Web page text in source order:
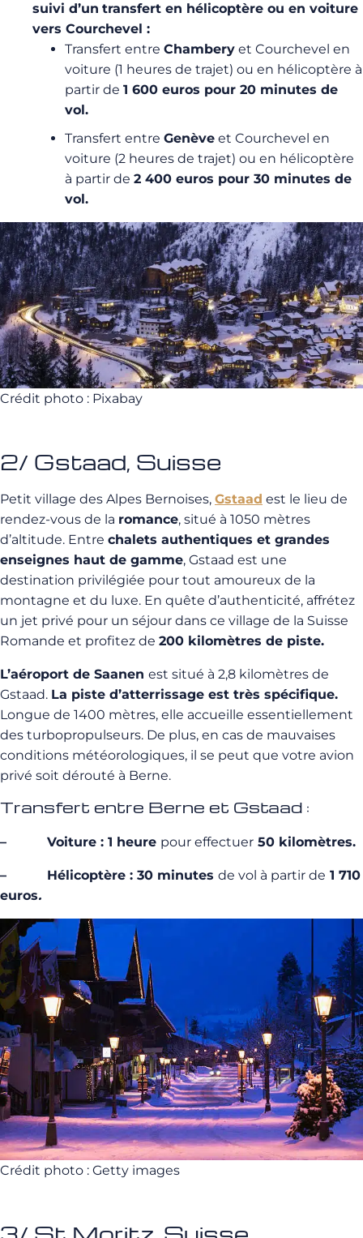
suivi d’un transfert en hélicoptère ou en voiture
vers Courchevel :
Transfert entre Chambery et Courchevel en
voiture (1 heures de trajet) ou en hélicoptère à
partir de 1 600 euros pour 20 minutes de
vol.
Transfert entre Genève et Courchevel en
voiture (2 heures de trajet) ou en hélicoptère
à partir de 2 400 euros pour 30 minutes de
vol.
Crédit photo : Pixabay
2/ Gstaad, Suisse
Petit village des Alpes Bernoises, Gstaad est le lieu de
rendez-vous de la romance, situé à 1050 mètres
d’altitude. Entre chalets authentiques et grandes
enseignes haut de gamme, Gstaad est une
destination privilégiée pour tout amoureux de la
montagne et du luxe. En quête d’authenticité, affrétez
un jet privé pour un séjour dans ce village de la Suisse
Romande et profitez de 200 kilomètres de piste.
L’aéroport de Saanen est situé à 2,8 kilomètres de
Gstaad. La piste d’atterrissage est très spécifique.
Longue de 1400 mètres, elle accueille essentiellement
des turbopropulseurs. De plus, en cas de mauvaises
conditions météorologiques, il se peut que votre avion
privé soit dérouté à Berne.
Transfert entre Berne et Gstaad :
– Voiture : 1 heure pour effectuer 50 kilomètres.
– Hélicoptère : 30 minutes de vol à partir de 1 710
euros.
Crédit photo : Getty images